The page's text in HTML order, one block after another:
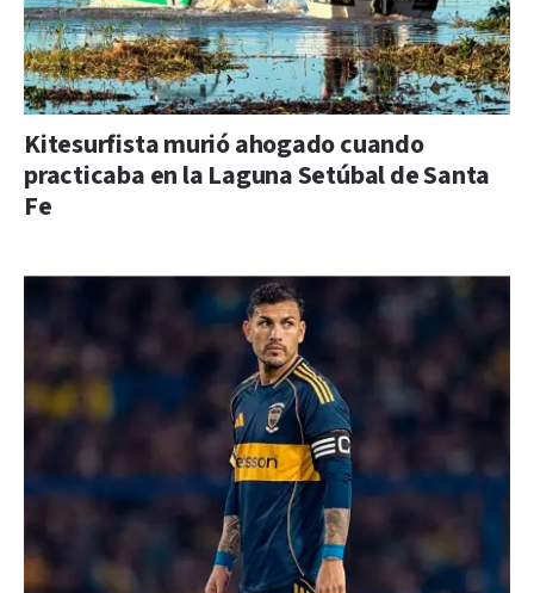
Kitesurfista murió ahogado cuando
practicaba en la Laguna Setúbal de Santa
Fe